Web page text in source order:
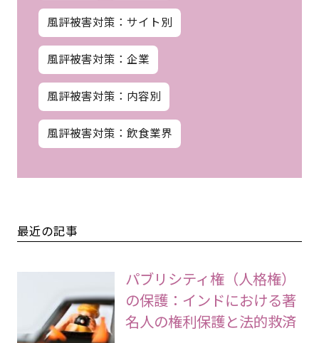
風評被害対策：サイト別
風評被害対策：企業
風評被害対策：内容別
風評被害対策：飲食業界
最近の記事
パブリシティ権（人格権）
の保護：インドにおける著
名人の権利保護と法的救済